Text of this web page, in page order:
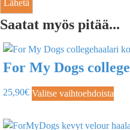
Saatat myös pitää...
For My Dogs
25,90€ Valitse vaihtoehdoista